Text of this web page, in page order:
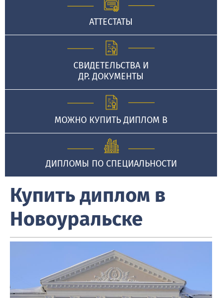
АТТЕСТАТЫ
СВИДЕТЕЛЬСТВА И
ДР. ДОКУМЕНТЫ
МОЖНО КУПИТЬ ДИПЛОМ В
ДИПЛОМЫ ПО СПЕЦИАЛЬНОСТИ
Купить диплом в
Новоуральске